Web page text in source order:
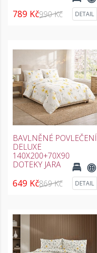
789 Kč990 Kč DETAIL
BAVLNĚNÉ POVLEČENÍ
DELUXE
140X200+70X90
DOTEKY JARA
649 Kč869 Kč DETAIL